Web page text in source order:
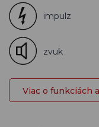
impulz
zvuk
Viac o funkciách